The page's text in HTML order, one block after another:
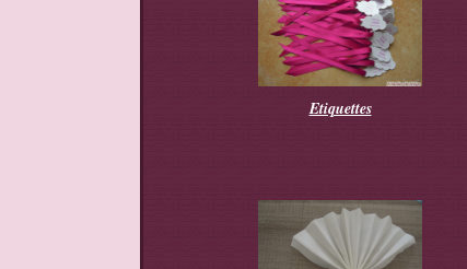
Etiquettes